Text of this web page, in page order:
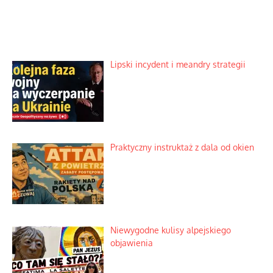
Lipski incydent i meandry strategii
Praktyczny instruktaż z dala od okien
Niewygodne kulisy alpejskiego
objawienia